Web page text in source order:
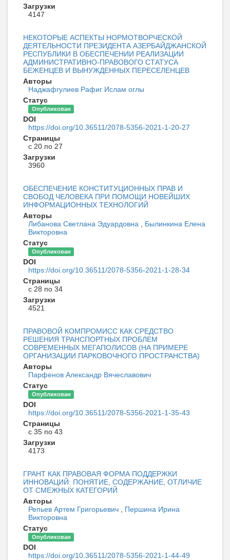
Загрузки
4147
НЕКОТОРЫЕ АСПЕКТЫ НОРМОТВОРЧЕСКОЙ
ДЕЯТЕЛЬНОСТИ ПРЕЗИДЕНТА АЗЕРБАЙДЖАНСКОЙ
РЕСПУБЛИКИ В ОБЕСПЕЧЕНИИ РЕАЛИЗАЦИИ
АДМИНИСТРАТИВНО-ПРАВОВОГО СТАТУСА
БЕЖЕНЦЕВ И ВЫНУЖДЕННЫХ ПЕРЕСЕЛЕНЦЕВ
Авторы
Наджафгулиев Рафиг Ислам оглы
Статус
Опубликован
DOI
https://doi.org/10.36511/2078-5356-2021-1-20-27
Страницы
с 20 по 27
Загрузки
3960
ОБЕСПЕЧЕНИЕ КОНСТИТУЦИОННЫХ ПРАВ И
СВОБОД ЧЕЛОВЕКА ПРИ ПОМОЩИ НОВЕЙШИХ
ИНФОРМАЦИОННЫХ ТЕХНОЛОГИЙ
Авторы
Либанова Светлана Эдуардовна
Былинкина Елена
Викторовна
Статус
Опубликован
DOI
https://doi.org/10.36511/2078-5356-2021-1-28-34
Страницы
с 28 по 34
Загрузки
4521
ПРАВОВОЙ КОМПРОМИСС КАК СРЕДСТВО
РЕШЕНИЯ ТРАНСПОРТНЫХ ПРОБЛЕМ
СОВРЕМЕННЫХ МЕГАПОЛИСОВ (НА ПРИМЕРЕ
ОРГАНИЗАЦИИ ПАРКОВОЧНОГО ПРОСТРАНСТВА)
Авторы
Парфенов Александр Вячеславович
Статус
Опубликован
DOI
https://doi.org/10.36511/2078-5356-2021-1-35-43
Страницы
с 35 по 43
Загрузки
4173
ГРАНТ КАК ПРАВОВАЯ ФОРМА ПОДДЕРЖКИ
ИННОВАЦИЙ: ПОНЯТИЕ, СОДЕРЖАНИЕ, ОТЛИЧИЕ
ОТ СМЕЖНЫХ КАТЕГОРИЙ
Авторы
Репьев Артем Григорьевич
Першина Ирина
Викторовна
Статус
Опубликован
DOI
https://doi.org/10.36511/2078-5356-2021-1-44-49